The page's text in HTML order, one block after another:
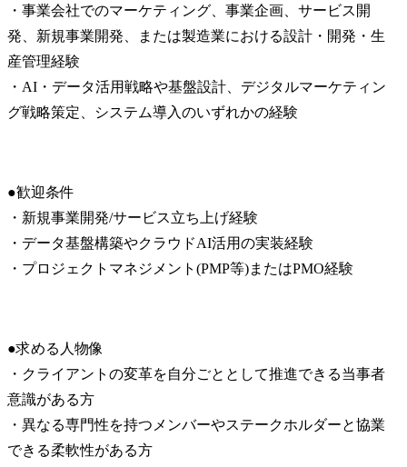
・事業会社でのマーケティング、事業企画、サービス開
発、新規事業開発、または製造業における設計・開発・生
産管理経験
・AI・データ活用戦略や基盤設計、デジタルマーケティン
グ戦略策定、システム導入のいずれかの経験
●歓迎条件
・新規事業開発/サービス立ち上げ経験
・データ基盤構築やクラウドAI活用の実装経験
・プロジェクトマネジメント(PMP等)またはPMO経験
●求める人物像
・クライアントの変革を自分ごととして推進できる当事者
意識がある方
・異なる専門性を持つメンバーやステークホルダーと協業
できる柔軟性がある方